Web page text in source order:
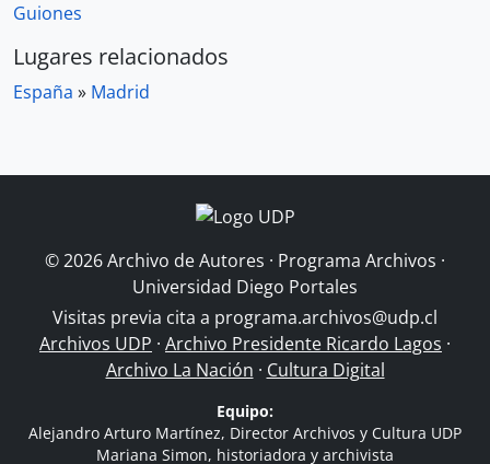
Guiones
Lugares relacionados
España » Madrid
© 2026 Archivo de Autores · Programa Archivos ·
Universidad Diego Portales
Visitas previa cita a programa.archivos@udp.cl
Archivos UDP · Archivo Presidente Ricardo Lagos ·
Archivo La Nación · Cultura Digital
Equipo:
Alejandro Arturo Martínez, Director Archivos y Cultura UDP
Mariana Simon, historiadora y archivista